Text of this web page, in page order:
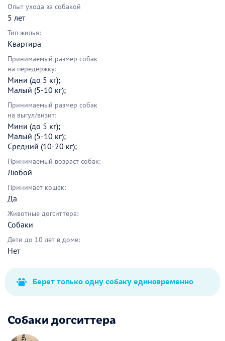
Опыт ухода за собакой
5 лет
Тип жилья:
Квартира
Принимаемый размер собак
на передержку:
Мини (до 5 кг);
Малый (5-10 кг);
Принимаемый размер собак
на выгул/визит:
Мини (до 5 кг);
Малый (5-10 кг);
Средний (10-20 кг);
Принимаемый возраст собак:
Любой
Принимает кошек:
Да
Животные догситтера:
Собаки
Дети до 10 лет в доме:
Нет
Берет только одну собаку единовременно
Собаки догситтера